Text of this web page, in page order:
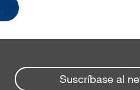
Suscríbase al